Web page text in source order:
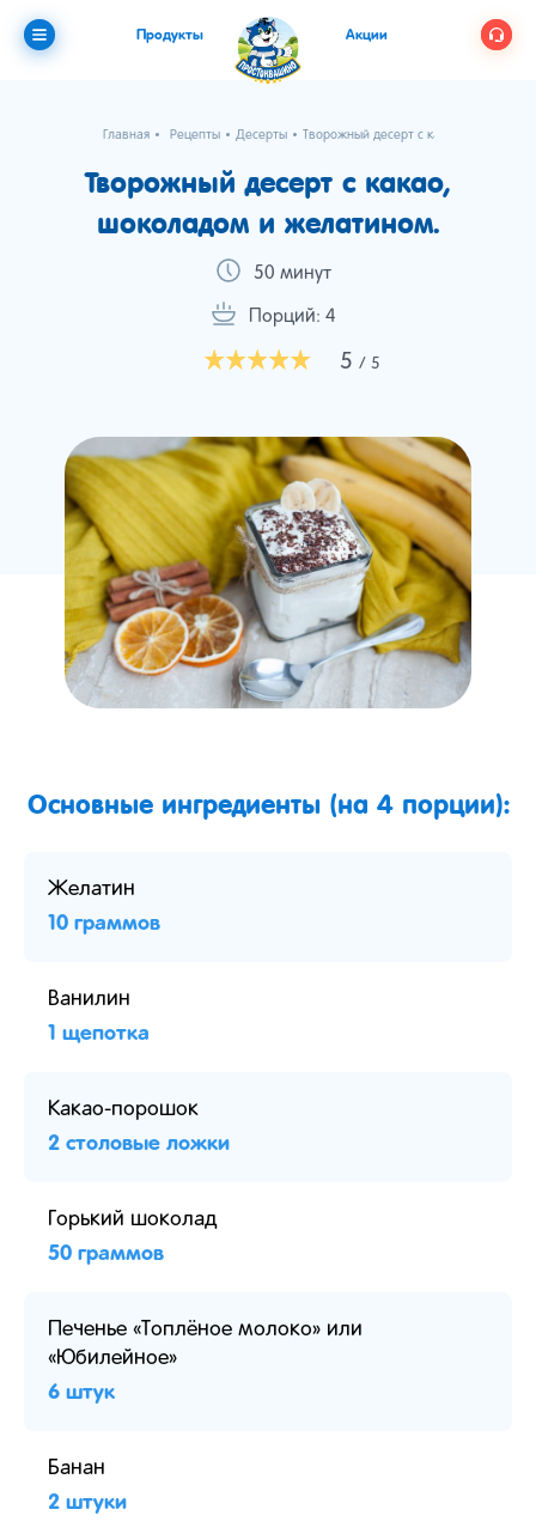
Продукты Акции
Главная Рецепты Десерты Творожный десерт с какао,
Творожный десерт с какао,
шоколадом и желатином.
50 минут
Порций: 4
5 / 5
Основные ингредиенты (на 4 порции):
Желатин
10 граммов
Ванилин
1 щепотка
Какао-порошок
2 столовые ложки
Горький шоколад
50 граммов
Печенье «Топлёное молоко» или
«Юбилейное»
6 штук
Банан
2 штуки